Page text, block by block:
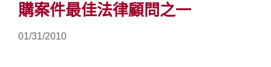
購案件最佳法律顧問之一
01/31/2010